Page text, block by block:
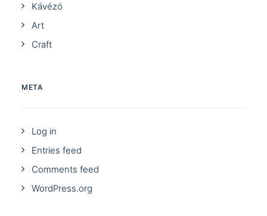
Kávézó
Art
Craft
META
Log in
Entries feed
Comments feed
WordPress.org